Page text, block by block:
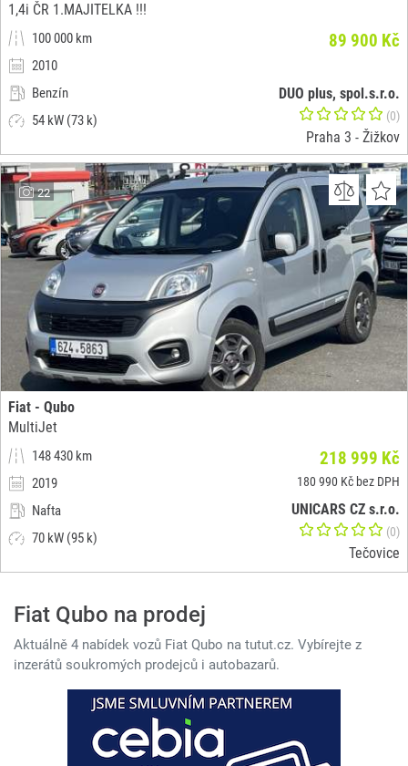
1,4i ČR 1.MAJITELKA !!!
100 000 km
2010
Benzín
54 kW (73 k)
89 900 Kč
DUO plus, spol.s.r.o.
(0)
Praha 3 - Žižkov
22
Fiat - Qubo
MultiJet
148 430 km
2019
Nafta
70 kW (95 k)
218 999 Kč
180 990 Kč bez DPH
UNICARS CZ s.r.o.
(0)
Tečovice
Fiat Qubo na prodej
Aktuálně 4 nabídek vozů Fiat Qubo na tutut.cz. Vybírejte z
inzerátů soukromých prodejců i autobazarů.